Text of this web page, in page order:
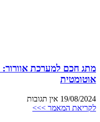
מתג חכם למערכת
אוטומטית
19/08/2024 אין תגובות
לקריאת המאמר >>>